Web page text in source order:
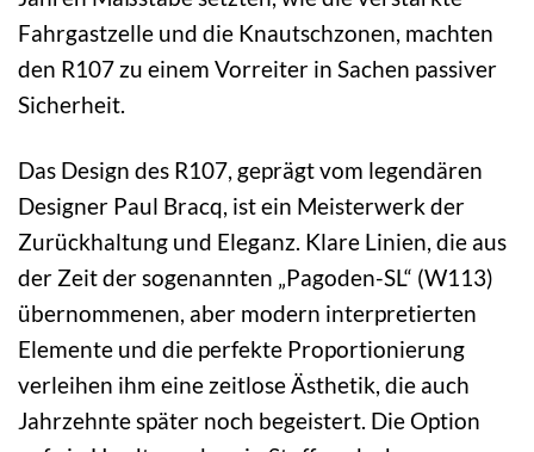
Fahrgastzelle und die Knautschzonen, machten
den R107 zu einem Vorreiter in Sachen passiver
Sicherheit.
Das Design des R107, geprägt vom legendären
Designer Paul Bracq, ist ein Meisterwerk der
Zurückhaltung und Eleganz. Klare Linien, die aus
der Zeit der sogenannten „Pagoden-SL“ (W113)
übernommenen, aber modern interpretierten
Elemente und die perfekte Proportionierung
verleihen ihm eine zeitlose Ästhetik, die auch
Jahrzehnte später noch begeistert. Die Option